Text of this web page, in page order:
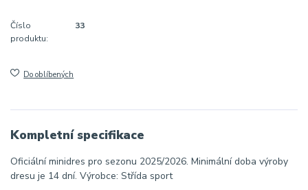
Číslo
produktu:
33
Do oblíbených
Kompletní specifikace
Oficiální minidres pro sezonu 2025/2026. Minimální doba výroby
dresu je 14 dní. Výrobce: Střída sport